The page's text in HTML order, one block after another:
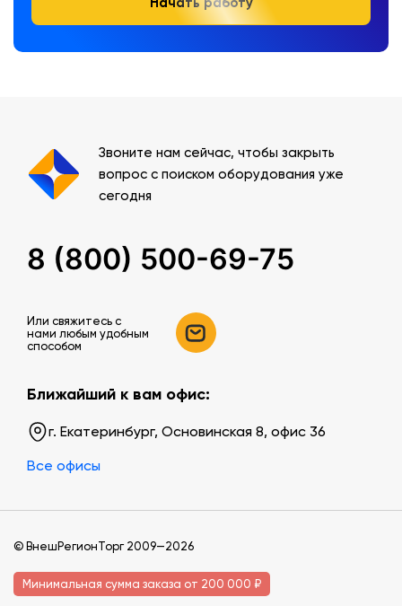
Звоните нам сейчас, чтобы закрыть
вопрос с поиском оборудования уже
сегодня
8 (800) 500-69-75
Или свяжитесь c
нами любым удобным
способом
Ближайший к вам офис:
г. Екатеринбург, Основинская 8, офис 36
Все офисы
© ВнешРегионТорг 2009—2026
Минимальная сумма заказа от 200 000 ₽